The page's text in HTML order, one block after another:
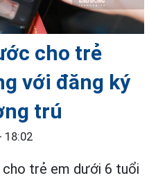
cho trẻ
với đăng ký
trú
18:02
cho trẻ em dưới 6 tuổi